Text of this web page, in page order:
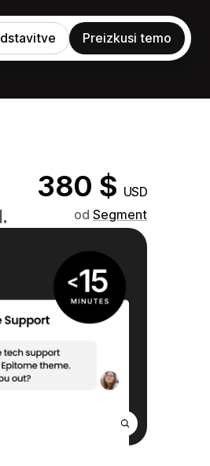
Preizkusi temo
380 $ USD
od Segment